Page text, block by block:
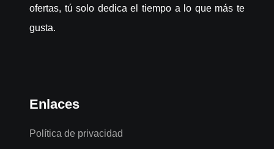
ofertas, tú solo dedica el tiempo a lo que más te
gusta.
Enlaces
Política de privacidad